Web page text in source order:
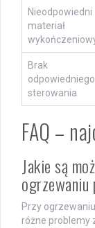
Nieodpowiedni
materiał
Brak
odpowiedniego
sterowania
FAQ –
Jakie są
Przy
różne problemy